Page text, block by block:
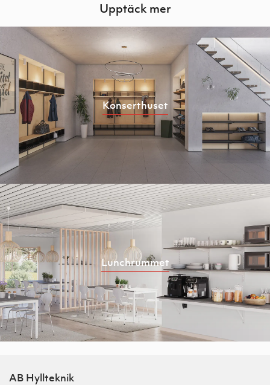
Upptäck mer
Konserthuset
Lunchrummet
AB Hyllteknik